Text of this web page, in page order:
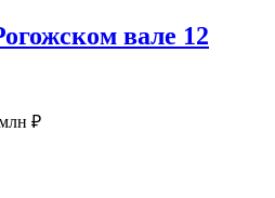
вале 12
₽